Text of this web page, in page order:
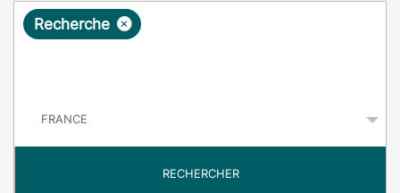
R
ê
×
Recherche
RECHERCHER